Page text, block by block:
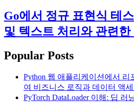
Go에서 정규 표현식 테
및 텍스트 처리와 관련한
Popular Posts
Python 웹 애플리케이션에서
여 비즈니스 로직과 데이터 액세
PyTorch DataLoader 이해: 딥 러